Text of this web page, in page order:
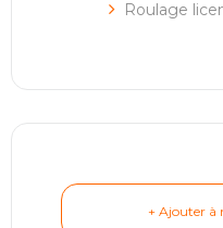
Roulage
+ Ajouter à